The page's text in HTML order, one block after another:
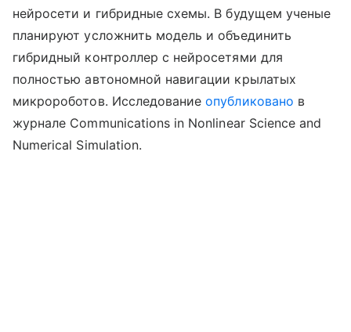
нейросети и гибридные схемы. В будущем ученые
планируют усложнить модель и объединить
гибридный контроллер с нейросетями для
полностью автономной навигации крылатых
микророботов. Исследованиеопубликовано в
журнале Communications in Nonlinear Science and
Numerical Simulation.